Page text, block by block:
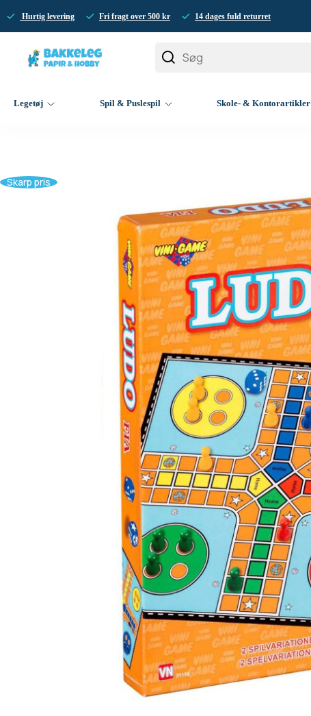
Hurtig levering Fri fragt over 500 kr 14 dages fuld returret
Legetøj Spil & Puslespil Skole- & Kontorartikler
Skarp pris